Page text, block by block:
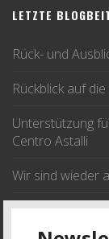
LETZTE
Rück- und
Rückblick auf
Unterstützung
Centro Astalli
Wir sind wieder
Wir fahren im